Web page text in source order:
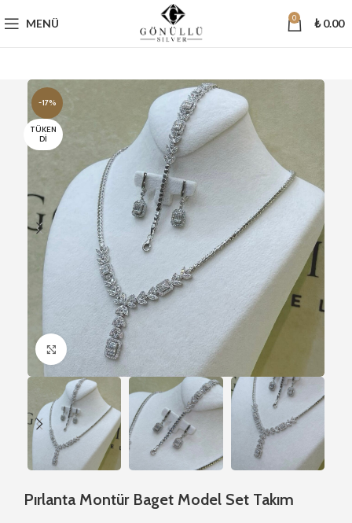
MENÜ 0 ₺0.00
-17%
TÜKEN
DI
Büyütmek için tıklayın
Pırlanta Montür Baget Model Set Takım